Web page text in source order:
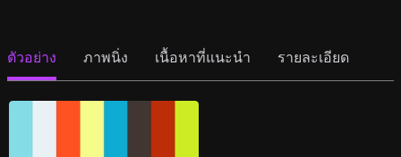
ตัวอย่าง ภาพนิ่ง เนื้อหาที่แนะนำ รายละเอียด